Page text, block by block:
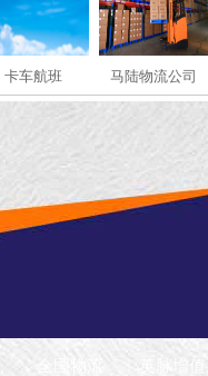
卡车航班 马陆物流公司